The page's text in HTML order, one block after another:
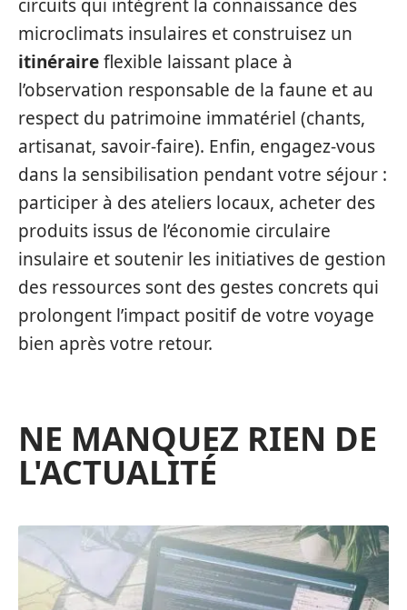
circuits qui intègrent la connaissance des
microclimats insulaires et construisez un
itinéraireflexible laissant place à
l’observation responsable de la faune et au
respect du patrimoine immatériel (chants,
artisanat, savoir‑faire). Enfin, engagez‑vous
dans la sensibilisation pendant votre séjour :
participer à des ateliers locaux, acheter des
produits issus de l’économie circulaire
insulaire et soutenir les initiatives de gestion
des ressources sont des gestes concrets qui
prolongent l’impact positif de votre voyage
bien après votre retour.
NE MANQUEZ RIEN DE
L'ACTUALITÉ